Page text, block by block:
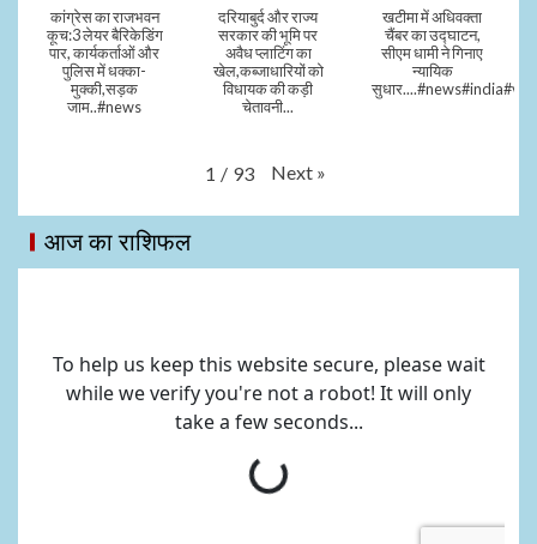
कांग्रेस का राजभवन
कूच:3 लेयर बैरिकेडिंग
पार, कार्यकर्ताओं और
पुलिस में धक्का-
मुक्की,सड़क
जाम..#news
दरियाबुर्द और राज्य
सरकार की भूमि पर
अवैध प्लाटिंग का
खेल,कब्जाधारियों को
विधायक की कड़ी
चेतावनी...
खटीमा में अधिवक्ता
चैंबर का उद्घाटन,
सीएम धामी ने गिनाए
न्यायिक
1 / 93 Next »
आज का राशिफल